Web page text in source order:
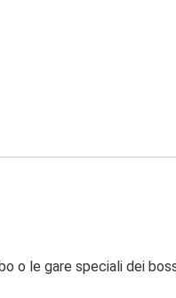
o le gare speciali dei